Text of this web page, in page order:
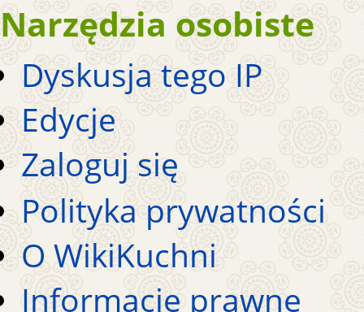
Narzędzia osobiste
Dyskusja tego IP
Edycje
Zaloguj się
Polityka prywatności
O WikiKuchni
Informacje prawne